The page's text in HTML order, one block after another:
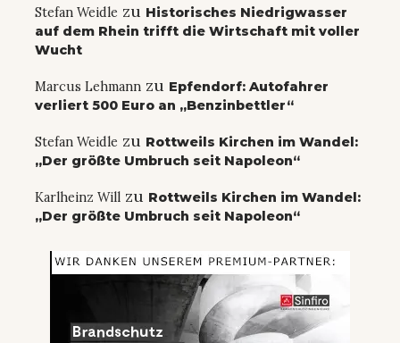
Stefan Weidle zu Historisches Niedrigwasser
auf dem Rhein trifft die Wirtschaft mit voller
Wucht
Marcus Lehmann zu Epfendorf: Autofahrer
verliert 500 Euro an „Benzinbettler“
Stefan Weidle zu Rottweils Kirchen im Wandel:
„Der größte Umbruch seit Napoleon“
Karlheinz Will zu Rottweils Kirchen im Wandel:
„Der größte Umbruch seit Napoleon“